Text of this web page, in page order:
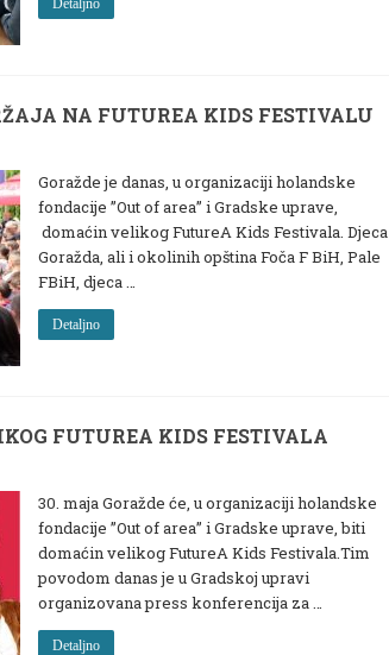
Detaljno
NA FUTUREA KIDS FESTIVALU
Goražde je danas, u organizaciji holandske
fondacije ”Out of area” i Gradske uprave,
domaćin velikog FutureA Kids Festivala. Djeca
Goražda, ali i okolinih opština Foča F BiH, Pale
FBiH, djeca …
Detaljno
FUTUREA KIDS FESTIVALA
30. maja Goražde će, u organizaciji holandske
fondacije ”Out of area” i Gradske uprave, biti
domaćin velikog FutureA Kids Festivala.Tim
povodom danas je u Gradskoj upravi
organizovana press konferencija za …
Detaljno